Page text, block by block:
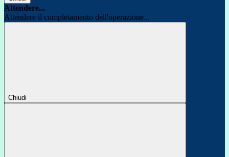
Attendere...
Attendere il completamento dell'operazione...
Chiudi